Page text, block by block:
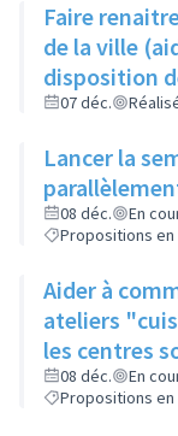
Faire
de la ville
disposition
les07 déc.
Lancer la
08 déc.
En
Propositions
Aider à
ateliers
les centres
connus
08 déc.
En
Propositions